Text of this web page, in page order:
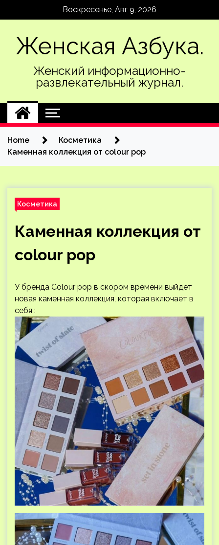
Воскресенье, Авг 9, 2026
Женская Азбука.
Женский информационно-
развлекательный журнал.
Home
Косметика
Каменная коллекция от colour pop
Косметика
Каменная коллекция от
colour pop
У бренда Colour pop в скором времени выйдет
новая каменная коллекция, которая включает в
себя :